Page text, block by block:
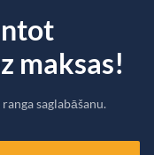
maksas!
ranga saglabāšanu.